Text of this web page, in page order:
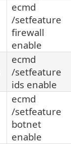
ecmd
/setfeature
firewall
enable
ecmd
/setfeature
ids enable
ecmd
/setfeature
botnet
enable